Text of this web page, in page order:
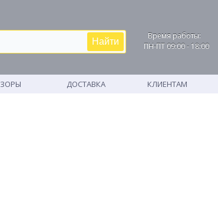
Найти
Время работы:
ПН-ПТ 09:00 - 18:00
ДОСТАВКА КЛИЕНТАМ